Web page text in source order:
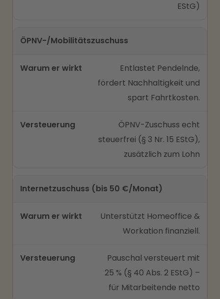
EStG)
ÖPNV-/Mobilitätszuschuss
Entlastet Pendelnde,
fördert Nachhaltigkeit und
spart Fahrtkosten.
ÖPNV-Zuschuss echt
steuerfrei (§ 3 Nr. 15 EStG),
zusätzlich zum Lohn
Internetzuschuss (bis 50 €/Monat)
Unterstützt Homeoffice &
Workation finanziell.
Pauschal versteuert mit
25 % (§ 40 Abs. 2 EStG) –
für Mitarbeitende netto